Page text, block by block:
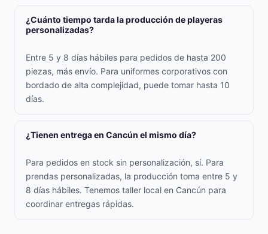
¿Cuánto tiempo tarda la producción de playeras
personalizadas?
Entre 5 y 8 días hábiles para pedidos de hasta 200
piezas, más envío. Para uniformes corporativos con
bordado de alta complejidad, puede tomar hasta 10
días.
¿Tienen entrega en Cancún el mismo día?
Para pedidos en stock sin personalización, sí. Para
prendas personalizadas, la producción toma entre 5 y
8 días hábiles. Tenemos taller local en Cancún para
coordinar entregas rápidas.